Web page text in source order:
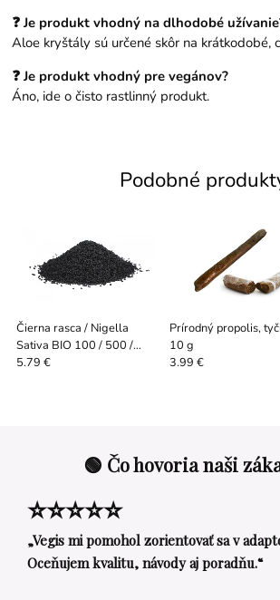
❓ Je produkt vhodný na dlhodobé
Aloe kryštály sú určené skôr na krátkodobé,
❓ Je produkt vhodný pre vegánov?
Áno, ide o čisto rastlinný produkt.
Podobné
Čierna rasca / Nigella
Sativa BIO 100 / 500 /
1000 g
5.79 €
Prírodný propolis,
10 g
3.99 €
🟢 Čo hovoria naši
⭐⭐⭐⭐⭐
„Vegis mi pomohol zorientovať sa v
Oceňujem kvalitu, návody aj poradňu.“